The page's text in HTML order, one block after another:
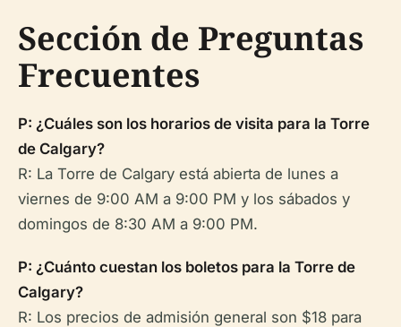
Sección de Preguntas
Frecuentes
P: ¿Cuáles son los horarios de visita para la Torre
de Calgary?
R: La Torre de Calgary está abierta de lunes a
viernes de 9:00 AM a 9:00 PM y los sábados y
domingos de 8:30 AM a 9:00 PM.
P: ¿Cuánto cuestan los boletos para la Torre de
Calgary?
R: Los precios de admisión general son $18 para